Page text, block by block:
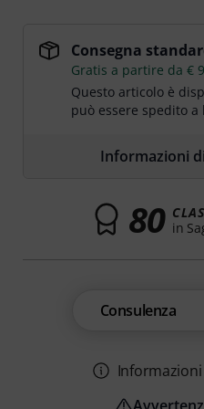
Consegna
Gratis a partire da €
Questo articolo è
può essere spedito a
Informazioni
80 in
Consulenza